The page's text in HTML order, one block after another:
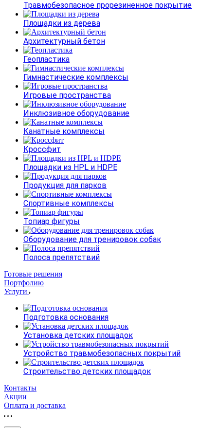
Травмобезопасное прорезиненное покрытие
Площадки из дерева
Архитектурный бетон
Геопластика
Гимнастические комплексы
Игровые пространства
Инклюзивное оборудование
Канатные комплексы
Кроссфит
Площадки из HPL и HDPE
Продукция для парков
Спортивные комплексы
Топиар фигуры
Оборудование для тренировок собак
Полоса препятствий
Готовые решения
Портфолию
Услуги
Подготовка основания
Установка детских площадок
Устройство травмобезопасных покрытий
Строительство детских площадок
Контакты
Акции
Оплата и доставка